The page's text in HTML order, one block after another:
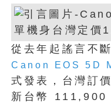
從去年起謠言不
Canon EOS 5D
式發表，台灣訂
新台幣 111,900